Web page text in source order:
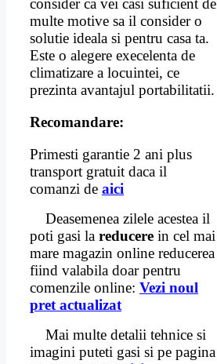
consider ca vei casi suficient de
multe motive sa il consider o
solutie ideala si pentru casa ta.
Este o alegere execelenta de
climatizare a locuintei, ce
prezinta avantajul portabilitatii.
Recomandare:
Primesti garantie 2 ani plus
transport gratuit daca il
comanzi de aici
Deasemenea zilele acestea il
poti gasi la reducere in cel mai
mare magazin online reducerea
fiind valabila doar pentru
comenzile online: Vezi noul
pret actualizat
Mai multe detalii tehnice si
imagini puteti gasi si pe pagina